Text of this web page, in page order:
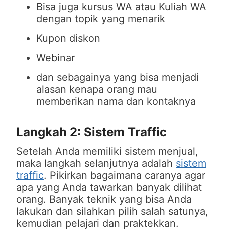
Bisa juga kursus WA atau Kuliah WA
dengan topik yang menarik
Kupon diskon
Webinar
dan sebagainya yang bisa menjadi
alasan kenapa orang mau
memberikan nama dan kontaknya
Langkah 2: Sistem Traffic
Setelah Anda memiliki sistem menjual,
maka langkah selanjutnya adalah sistem
traffic. Pikirkan bagaimana caranya agar
apa yang Anda tawarkan banyak dilihat
orang. Banyak teknik yang bisa Anda
lakukan dan silahkan pilih salah satunya,
kemudian pelajari dan praktekkan.